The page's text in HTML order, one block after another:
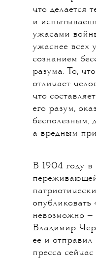
что делается
и
ужасами
ужаснее всех
сознанием
разума. То,
отличает
что
его разум,
бесполезным,
а вредным
В 1904 году в
опубликовать
невозможно —
Владимир
ее и
пресса